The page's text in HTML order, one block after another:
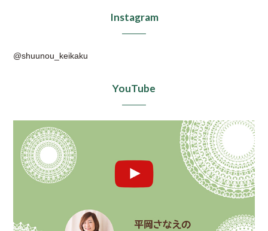
Instagram
@shuunou_keikaku
YouTube